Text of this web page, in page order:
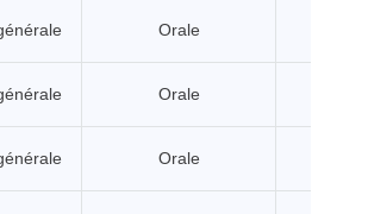
Orale
Orale
Orale